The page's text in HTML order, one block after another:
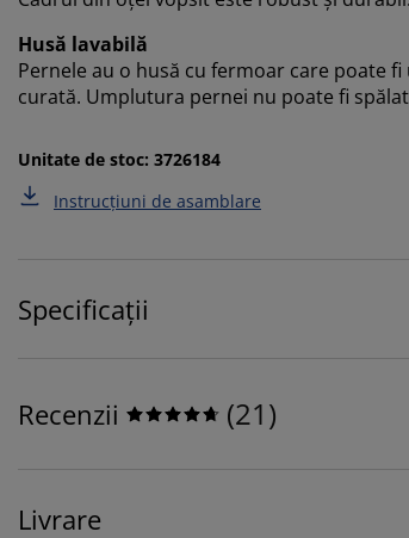
Husă lavabilă
Pernele au o husă cu fermoar care poate
curată. Umplutura pernei nu poate fi
Unitate de stoc: 3726184
Instrucțiuni de asamblare
Specificații
Recenzii (21)
Livrare